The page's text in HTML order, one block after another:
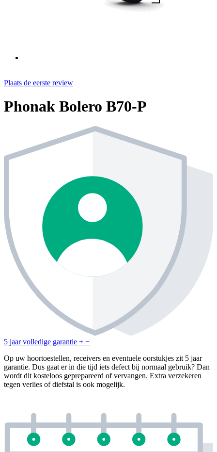
Plaats de eerste review
Phonak Bolero B70-P
5 jaar volledige garantie + −
Op uw hoortoestellen, receivers en eventuele oorstukjes zit 5 jaar
garantie. Dus gaat er in die tijd iets defect bij normaal gebruik? Dan
wordt dit kosteloos geprepareerd of vervangen. Extra verzekeren
tegen verlies of diefstal is ook mogelijk.